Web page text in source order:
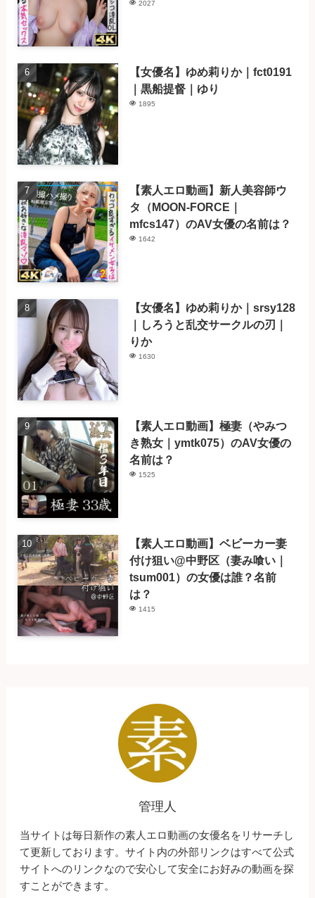
2027
【女優名】ゆめ莉りか｜fct0191
｜黒船提督｜ゆり
1895
【素人エロ動画】新人美容師ウ
タ（MOON-FORCE｜
mfcs147）のAV女優の名前は？
1642
【女優名】ゆめ莉りか｜srsy128
｜しろうと乱交サークルの刃｜
りか
1630
【素人エロ動画】極妻（やみつ
き熟女｜ymtk075）のAV女優の
名前は？
1525
【素人エロ動画】ベビーカー妻
付け狙い@中野区（妻み喰い｜
tsum001）の女優は誰？名前
は？
1415
管理人
当サイトは毎日新作の素人エロ動画の女優名をリサーチし
て更新しております。サイト内の外部リンクはすべて公式
サイトへのリンクなので安心して安全にお好みの動画を探
すことができます。